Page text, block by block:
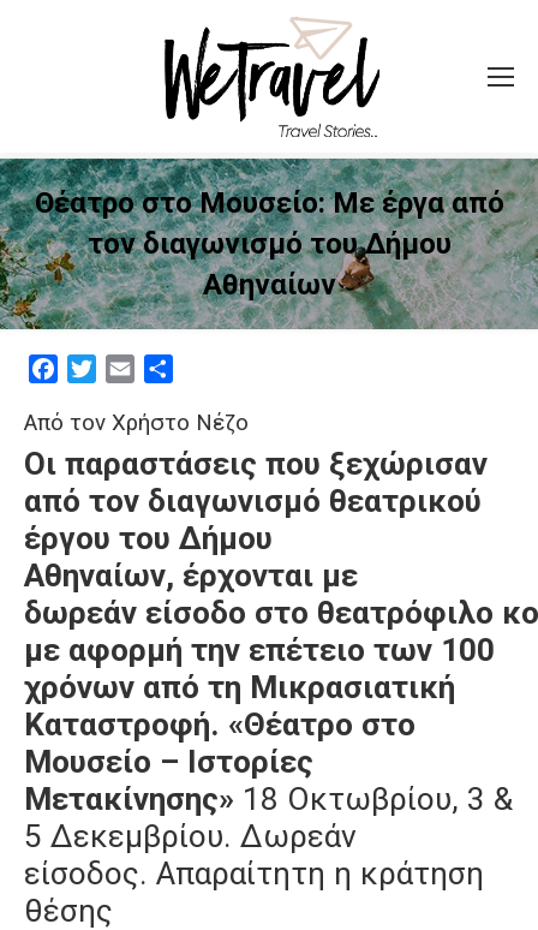
Θέατρο στο Μουσείο: Με έργα από
τον διαγωνισμό του Δήμου
Αθηναίων
FacebookTwitterEmail
Από τον Χρήστο Νέζο
Οι παραστάσεις που ξεχώρισαν
από τον διαγωνισμό θεατρικού
έργου του Δήμου
Αθηναίων, έρχονται με
δωρεάν είσοδο στο θεατρόφιλο
με αφορμή την επέτειο των 100
χρόνων από τη Μικρασιατική
Καταστροφή. «Θέατρο στο
Μουσείο – Ιστορίες
Μετακίνησης» 18 Οκτωβρίου, 3 &
5 Δεκεμβρίου. Δωρεάν
είσοδος. Απαραίτητη η κράτηση
θέσης